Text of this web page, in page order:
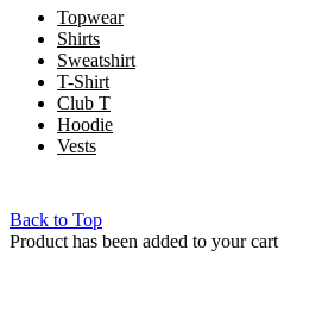
Topwear
Shirts
Sweatshirt
T-Shirt
Club T
Hoodie
Vests
Back to Top
Product has been added to your cart